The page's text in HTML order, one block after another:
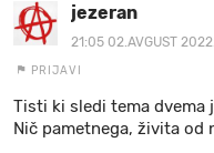
jezeran
21:05 02.AVGUST 2022.
PRIJAVI
Tisti ki sledi tema dvema
Nič pametnega, živita od